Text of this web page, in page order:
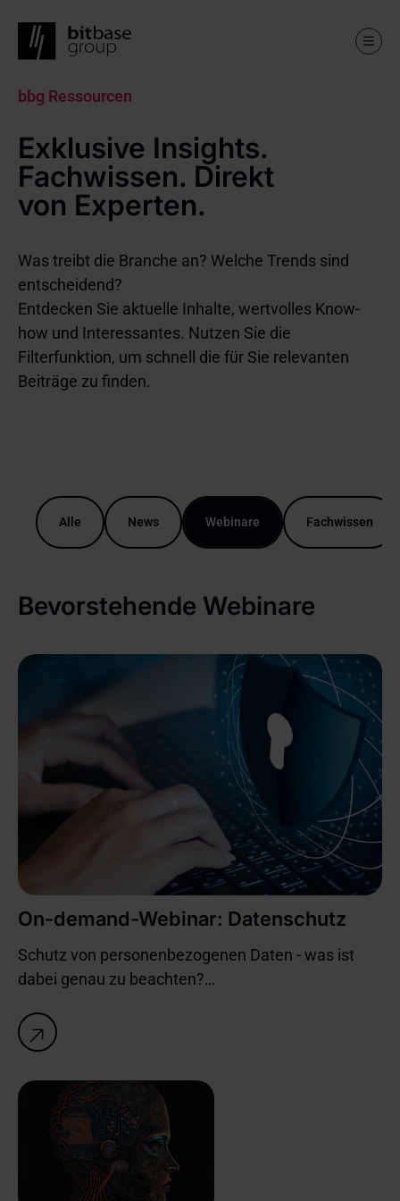
Skip
content
bbg Ressourcen
Exklusive Insights.
Fachwissen. Direkt
von Experten.
Was treibt die Branche an? Welche Trends sind
entscheidend?
Entdecken Sie aktuelle Inhalte, wertvolles Know-
how und Interessantes. Nutzen Sie die
Filterfunktion, um schnell die für Sie relevanten
Beiträge zu finden.
Alle News Webinare Fachwissen
Bevorstehende Webinare
On-demand-Webinar: Datenschutz
Schutz von personenbezogenen Daten - was ist
dabei genau zu beachten?
Informationssicherheit?